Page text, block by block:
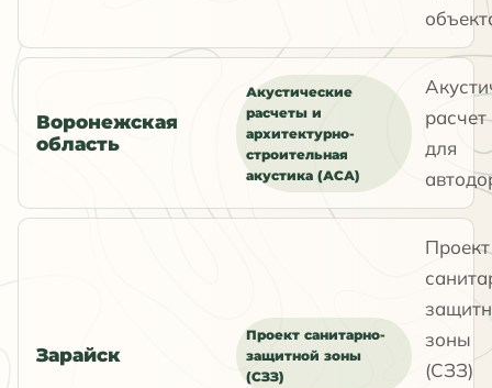
Воронежская
область
Акустические
расчеты и
архитектурно-
строительная
акустика (АСА)
расчет
для
Зарайск
Проект санитарно-
защитной зоны
(СЗЗ)
Проект
зоны
(СЗЗ)